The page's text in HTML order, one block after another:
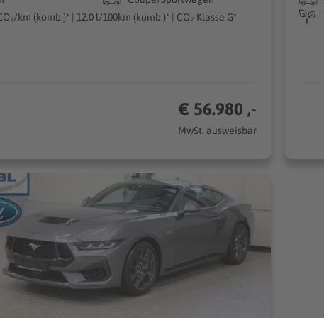
km (komb.)* | 12.0 l/100km (komb.)* | CO₂-Klasse G*
€ 56.980 ,-
MwSt. ausweisbar